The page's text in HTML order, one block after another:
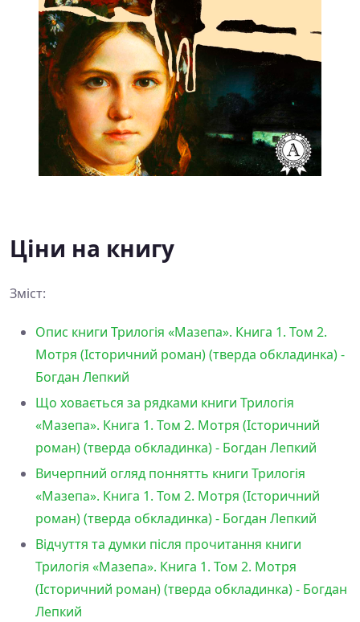
Ціни на книгу
Зміст:
Опис книги Трилогія «Мазепа». Книга 1. Том 2.
Мотря (Історичний роман) (тверда обкладинка) -
Богдан Лепкий
Що ховається за рядками книги Трилогія
«Мазепа». Книга 1. Том 2. Мотря (Історичний
роман) (тверда обкладинка) - Богдан Лепкий
Вичерпний огляд поннятть книги Трилогія
«Мазепа». Книга 1. Том 2. Мотря (Історичний
роман) (тверда обкладинка) - Богдан Лепкий
Відчуття та думки після прочитання книги
Трилогія «Мазепа». Книга 1. Том 2. Мотря
(Історичний роман) (тверда обкладинка) - Богдан
Лепкий